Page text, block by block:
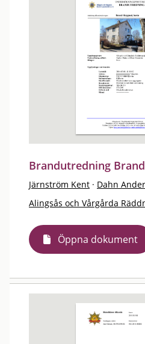
Brandutredning
Järnström Kent · Dahn
Alingsås och Vårgårda
Öppna dokument